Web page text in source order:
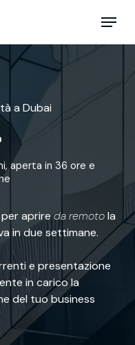
Menu
a Dubai
aperta in 36 ore e
aprireda remotola
in due settimane.
e presentazione
in carico la
del tuo business
Close